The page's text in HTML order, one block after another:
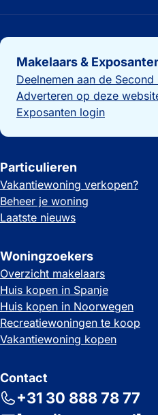
Belangrijke links
Makelaars &
Deelnemen aan de Second
Adverteren op deze
Exposanten login
Particulieren
Vakantiewoning verkopen?
Beheer je woning
Laatste nieuws
Woningzoekers
Overzicht makelaars
Huis kopen in Spanje
Huis kopen in Noorwegen
Recreatiewoningen te koop
Vakantiewoning kopen
Contact
+31 30 888 78 77